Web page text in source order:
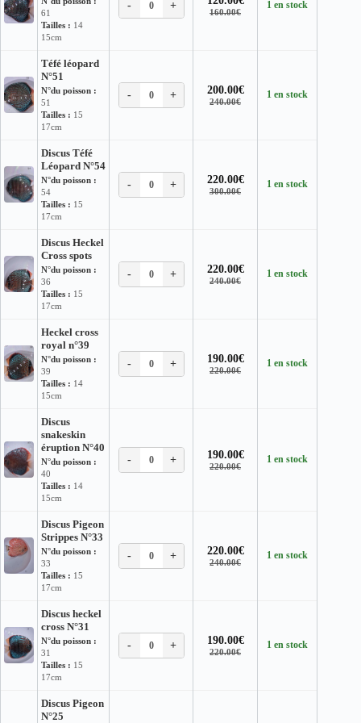
61
Tailles : 14
15cm
- 0 +
160.00€
Le
Le
1 en stock
Téfé léopard
N°51
N°du poisson :
51
Tailles : 15
17cm
- 0 +
240.00€
Le
200.00€
Le
1 en stock
Discus Téfé
Léopard N°54
N°du poisson :
54
Tailles : 15
17cm
- 0 +
300.00€
Le
220.00€
Le
1 en stock
Discus Heckel
Cross spots
N°du poisson :
36
Tailles : 15
17cm
- 0 +
240.00€
Le
220.00€
Le
1 en stock
Heckel cross
royal n°39
N°du poisson :
39
Tailles : 14
15cm
- 0 +
220.00€
Le
190.00€
Le
1 en stock
Discus
snakeskin
éruption N°40
N°du poisson :
40
Tailles : 14
15cm
- 0 +
220.00€
Le
190.00€
Le
1 en stock
Discus Pigeon
Strippes N°33
N°du poisson :
33
Tailles : 15
17cm
- 0 +
240.00€
Le
220.00€
Le
1 en stock
Discus heckel
cross N°31
N°du poisson :
31
Tailles : 15
17cm
- 0 +
220.00€
Le
190.00€
Le
1 en stock
Discus Pigeon
N°25